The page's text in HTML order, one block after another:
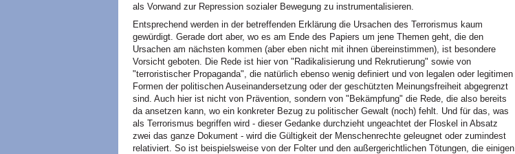
als Vorwand zur Repression sozialer Bewegung zu instrumentalisieren.
Entsprechend werden in der betreffenden Erklärung die Ursachen des Terrorismus kaum
gewürdigt. Gerade dort aber, wo es am Ende des Papiers um jene Themen geht, die den
Ursachen am nächsten kommen (aber eben nicht mit ihnen übereinstimmen), ist besondere
Vorsicht geboten. Die Rede ist hier von "Radikalisierung und Rekrutierung" sowie von
"terroristischer Propaganda", die natürlich ebenso wenig definiert und von legalen oder legitimen
Formen der politischen Auseinandersetzung oder der geschützten Meinungsfreiheit abgegrenzt
sind. Auch hier ist nicht von Prävention, sondern von "Bekämpfung" die Rede, die also bereits
da ansetzen kann, wo ein konkreter Bezug zu politischer Gewalt (noch) fehlt. Und für das, was
als Terrorismus begriffen wird - dieser Gedanke durchzieht ungeachtet der Floskel in Absatz
zwei das ganze Dokument - wird die Gültigkeit der Menschenrechte geleugnet oder zumindest
relativiert. So ist beispielsweise von der Folter und den außergerichtlichen Tötungen, die einigen